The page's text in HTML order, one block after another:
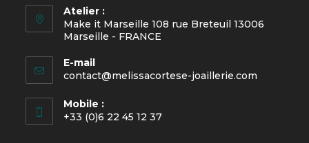
Atelier :
Make it Marseille 108 rue Breteuil 13006
Marseille - FRANCE
E-mail
contact@melissacortese-joaillerie.com
Mobile :
+33 (0)6 22 45 12 37